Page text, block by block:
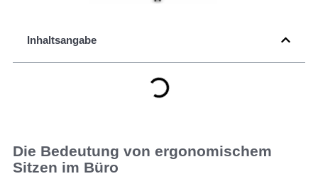
Inhaltsangabe
Die Bedeutung von ergonomischem
Sitzen im Büro